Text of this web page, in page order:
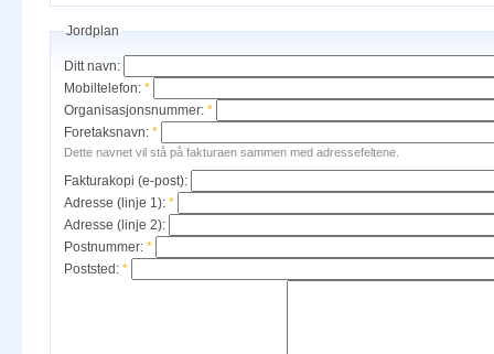
Jordplan
Ditt navn:
Mobiltelefon: *
Organisasjonsnummer: *
Foretaksnavn: *
Dette navnet vil stå på fakturaen sammen med adressefeltene.
Fakturakopi (e-post):
Adresse (linje 1): *
Adresse (linje 2):
Postnummer: *
Poststed: *